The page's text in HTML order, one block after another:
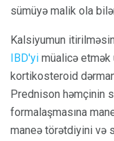
sümüyə malik ola
Kalsiyumun
IBD'yi müalicə
kortikosteroid
Prednison həmçinin
formalaşmasına
maneə törətdiyini və